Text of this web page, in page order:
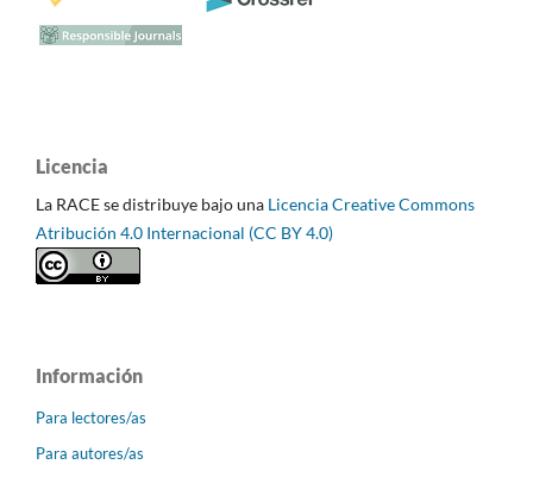
Licencia
La RACE se distribuye bajo una Licencia Creative Commons
Atribución 4.0 Internacional (CC BY 4.0)
Información
Para lectores/as
Para autores/as